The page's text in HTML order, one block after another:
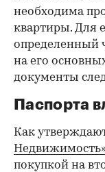
необходима
квартиры. Для
определенный
на его
документы
Паспорта
Как
покупкой на